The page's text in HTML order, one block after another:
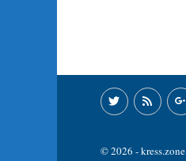
TwitterFeed
© 2026 - kress.zone